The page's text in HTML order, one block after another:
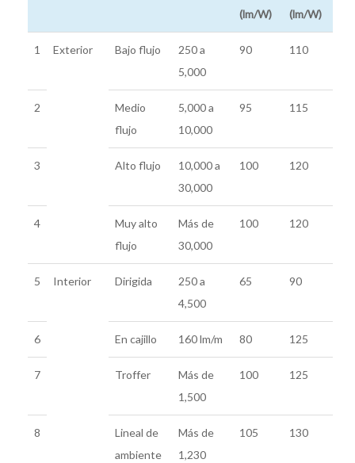
(lm/W)
(lm/W)
1 Exterior Bajo flujo
250 a
5,000
90 110
2
Medio
flujo
5,000 a
10,000
95 115
3 Alto flujo
10,000 a
30,000
100 120
4
Muy alto
flujo
Más de
30,000
100 120
5 Interior Dirigida
250 a
4,500
65 90
6 En cajillo 160 lm/m 80 125
7 Troffer
Más de
1,500
100 125
8
Lineal de
ambiente
Más de
1,230
105 130